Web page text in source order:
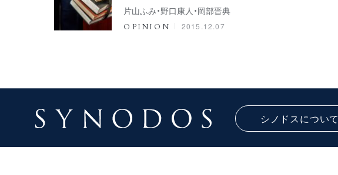
片山ふみ・野口康人・岡部晋典
OPINION 2015.12.07
シノドスについて